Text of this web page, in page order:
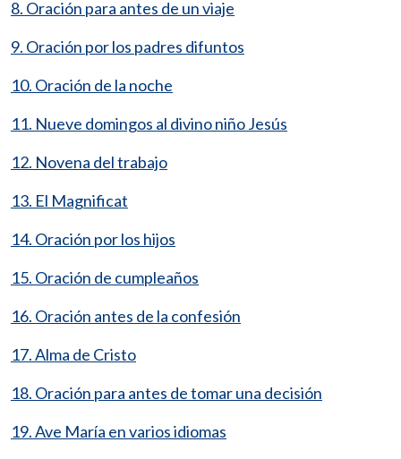
8. Oración para antes de un viaje
9. Oración por los padres difuntos
10. Oración de la noche
11. Nueve domingos al divino niño Jesús
12. Novena del trabajo
13. El Magnificat
14. Oración por los hijos
15. Oración de cumpleaños
16. Oración antes de la confesión
17. Alma de Cristo
18. Oración para antes de tomar una decisión
19. Ave María en varios idiomas